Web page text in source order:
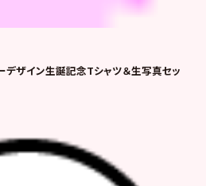
ザイン生誕記念Tシャツ＆生写真セッ